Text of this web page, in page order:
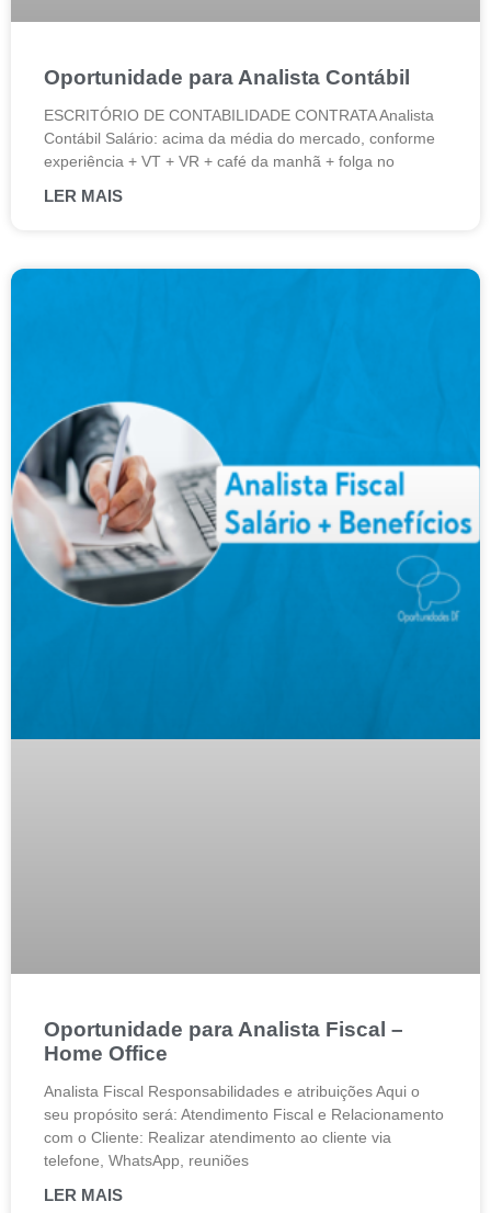
Oportunidade para Analista Contábil
ESCRITÓRIO DE CONTABILIDADE CONTRATA Analista
Contábil Salário: acima da média do mercado, conforme
experiência + VT + VR + café da manhã + folga no
LER MAIS
Oportunidade para Analista Fiscal –
Home Office
Analista Fiscal Responsabilidades e atribuições Aqui o
seu propósito será: Atendimento Fiscal e Relacionamento
com o Cliente: Realizar atendimento ao cliente via
telefone, WhatsApp, reuniões
LER MAIS